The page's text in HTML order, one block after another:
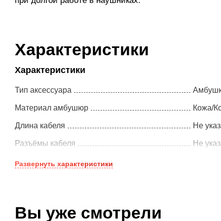
Характеристики
Характеристики
Тип аксессуара
Материал амбушюр Кожа/
Длина кабеля Не
Разъёмы кабеля Не
Развернуть характеристики
Вы уже смотрели